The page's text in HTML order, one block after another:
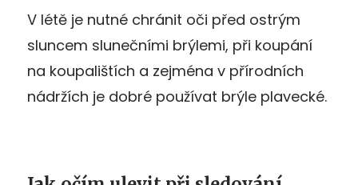
V létě je nutné chránit oči před ostrým
sluncem slunečními brýlemi, při koupání
na koupalištích a zejména v přírodních
nádržích je dobré používat brýle plavecké.